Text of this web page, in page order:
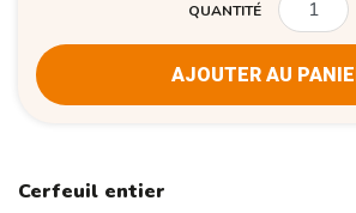
QUANTITÉ
AJOUTER AU
Cerfeuil entier